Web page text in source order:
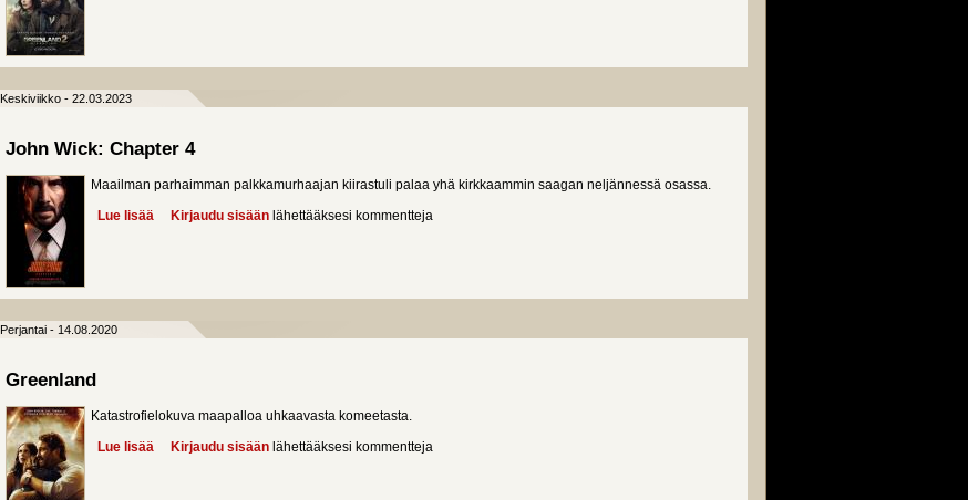
Keskiviikko - 22.03.2023
John Wick: Chapter 4
Maailman parhaimman palkkamurhaajan kiirastuli palaa yhä kirkkaammin saagan neljännessä osassa.
Lue lisää about John Wick: Chapter 4
Kirjaudu sisään lähettääksesi kommentteja
Perjantai - 14.08.2020
Greenland
Katastrofielokuva maapalloa uhkaavasta komeetasta.
Lue lisää about Greenland
Kirjaudu sisään lähettääksesi kommentteja